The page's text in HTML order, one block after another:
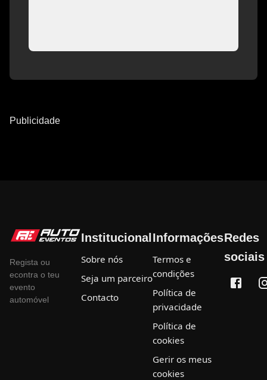
Publicidade
Regista ou
econtra o teu
evento
automóvel
Institucional
Sobre nós
Seja um parceiro
Contacto
Informações
Termos e
condições
Política de
privacidade
Política de
cookies
Gerir os meus
cookies
Redes
sociais